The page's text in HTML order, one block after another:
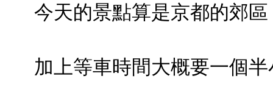
今天的景點算是京都的郊
加上等車時間大概要一個